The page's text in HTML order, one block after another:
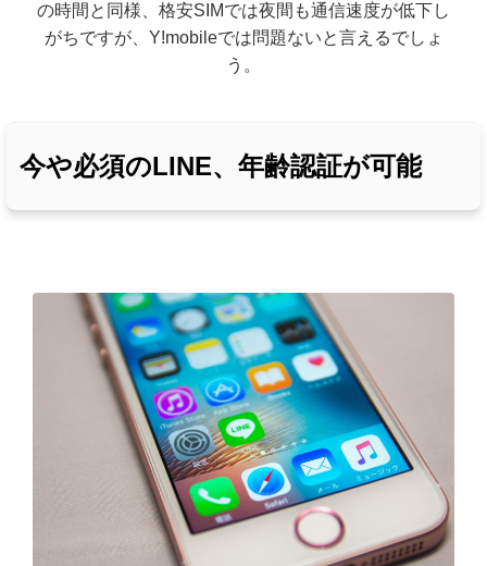
の時間と同様、格安SIMでは夜間も通信速度が低下し
がちですが、Y!mobileでは問題ないと言えるでしょ
う。
今や必須のLINE、年齢認証が可能